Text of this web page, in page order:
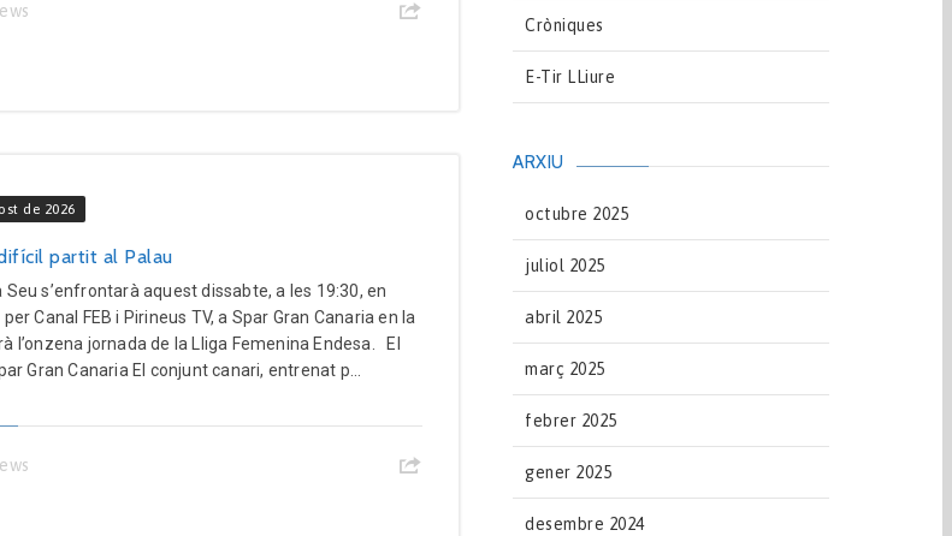
de 2026
partit al Palau
Seu s’enfrontarà aquest dissabte, a les 19:30, en
Canal FEB i Pirineus TV, a Spar Gran Canaria en la
l’onzena jornada de la Lliga Femenina Endesa. El
Gran Canaria El conjunt canari, entrenat p...
Cròniques
E-Tir LLiure
ARXIU
octubre 2025
juliol 2025
abril 2025
març 2025
febrer 2025
gener 2025
desembre 2024